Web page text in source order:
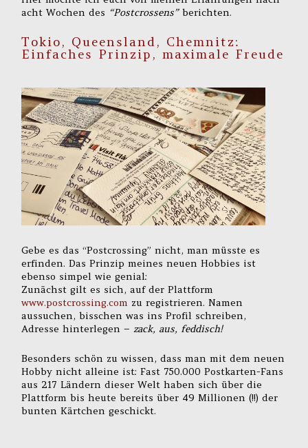
acht Wochen des “Postcrossens”berichten.
Tokio, Queensland, Chemnitz:
Einfaches Prinzip, maximale Freude
Gebe es das “Postcrossing” nicht, man müsste es
erfinden. Das Prinzip meines neuen Hobbies ist
ebenso simpel wie genial:
Zunächst gilt es sich, auf der Plattform
www.postcrossing.com zu registrieren. Namen
aussuchen, bisschen was ins Profil schreiben,
Adresse hinterlegen – zack, aus, feddisch!
Besonders schön zu wissen, dass man mit dem neuen
Hobby nicht alleine ist: Fast 750.000 Postkarten-Fans
aus 217 Ländern dieser Welt haben sich über die
Plattform bis heute bereits über 49 Millionen (!!) der
bunten Kärtchen geschickt.